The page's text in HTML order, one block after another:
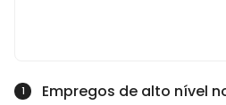
1 Empregos de alto nível